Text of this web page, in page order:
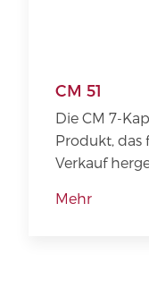
CM 51
Die CM 7-
Produkt, das
Verkauf
Mehr